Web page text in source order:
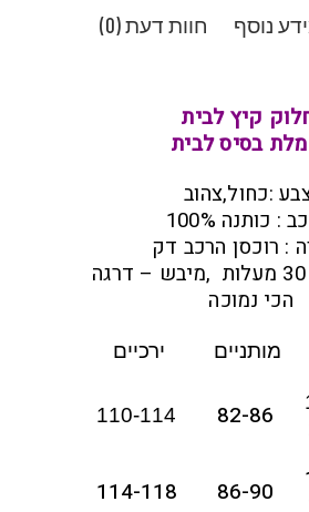
נוסף חוות דעת (0)
קיץ לבית
בסיס לבית
:כחול,צהוב
: כותנה 100%
: רוכסן הרכב דק
כביסה : עד 30 מעלות ,מיבש – דרגה
הכי נמוכה
מותניים ירכיים
82-86
110-114
86-90
114-118